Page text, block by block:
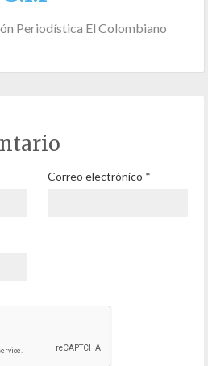
Periodística El Colombiano
Correo electrónico *